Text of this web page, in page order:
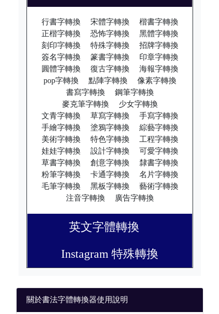
行書字轉換 宋體字轉換
楷書字轉換
正楷字轉換
恐怖字轉換
黑體字轉換
刻印字轉換
特殊字轉換
招牌字轉換
簽名字轉換
篆書字轉換
印章字轉換
圓體字轉換
復古字轉換
海報字轉換
pop字轉換
點陣字轉換
像素字轉換
書寫字轉換
鋼筆字轉換
麥克筆字轉換
少女字轉換
文青字轉換
草寫字轉換
手寫字轉換
手繪字轉換
塗鴉字轉換
綜藝字轉換
美術字轉換
特色字轉換
工程字轉換
娃娃字轉換
設計字轉換
可愛字轉換
草書字轉換
創意字轉換
隸書字轉換
粉筆字轉換
卡通字轉換
名片字轉換
毛筆字轉換
黑板字轉換
藝術字轉換
注音字轉換
廣告字轉換
英文字體轉換
Instagram 特殊轉換
關於書法字體轉換器使用說明